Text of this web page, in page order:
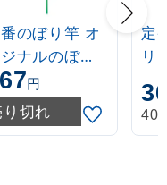
のぼり竿 オ
ナルのぼり
ル 1.6～3m
式 緑
円
切れ
定
リ
ポ
伸
403